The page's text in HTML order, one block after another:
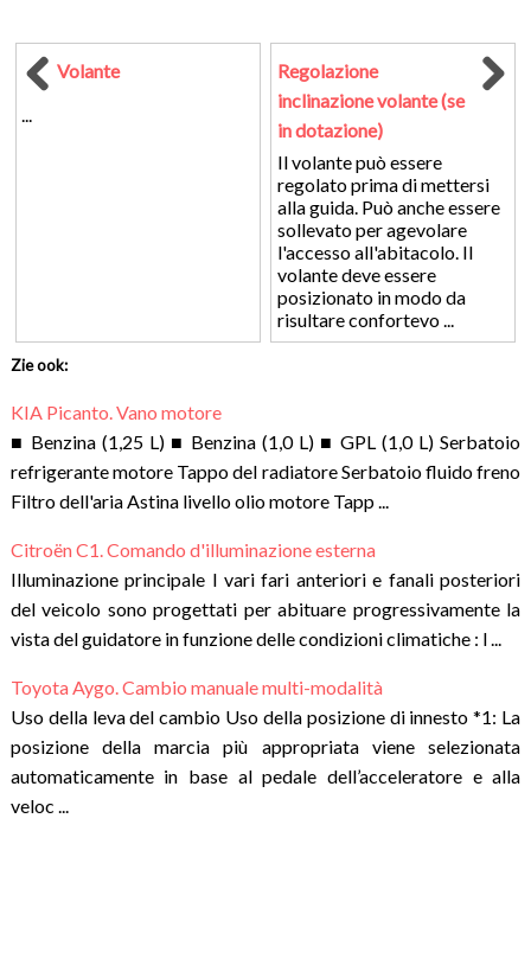
Volante
Regolazione
inclinazione volante (se
in dotazione)
Il volante può essere
regolato prima di mettersi
alla guida. Può anche essere
sollevato per agevolare
l'accesso all'abitacolo. Il
volante deve essere
posizionato in modo da
risultare confortevo ...
Zie ook:
KIA Picanto. Vano motore
■ Benzina (1,25 L) ■ Benzina (1,0 L) ■ GPL (1,0 L) Serbatoio
refrigerante motore Tappo del radiatore Serbatoio fluido freno
Filtro dell'aria Astina livello olio motore Tapp ...
Citroën C1. Comando d'illuminazione esterna
Illuminazione principale I vari fari anteriori e fanali posteriori
del veicolo sono progettati per abituare progressivamente la
vista del guidatore in funzione delle condizioni climatiche : l ...
Toyota Aygo. Cambio manuale multi-modalità
Uso della leva del cambio Uso della posizione di innesto *1: La
posizione della marcia più appropriata viene selezionata
automaticamente in base al pedale dell’acceleratore e alla
veloc ...